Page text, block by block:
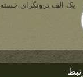
یک الف درونگرای خسته